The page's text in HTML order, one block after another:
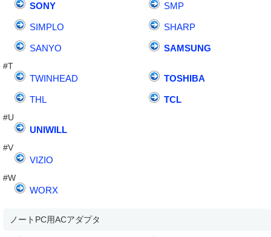
SONY SMP
SIMPLO SHARP
SANYO SAMSUNG
#T
TWINHEAD TOSHIBA
THL TCL
#U
UNIWILL
#V
VIZIO
#W
WORX
ノートPC用ACアダプタ